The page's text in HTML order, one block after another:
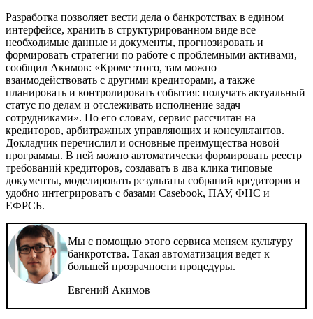
Разработка позволяет вести дела о банкротствах в едином
интерфейсе, хранить в структурированном виде все
необходимые данные и документы, прогнозировать и
формировать стратегии по работе с проблемными активами,
сообщил Акимов: «Кроме этого, там можно
взаимодействовать с другими кредиторами, а также
планировать и контролировать события: получать актуальный
статус по делам и отслеживать исполнение задач
сотрудниками». По его словам, сервис рассчитан на
кредиторов, арбитражных управляющих и консультантов.
Докладчик перечислил и основные преимущества новой
программы. В ней можно автоматически формировать реестр
требований кредиторов, создавать в два клика типовые
документы, моделировать результаты собраний кредиторов и
удобно интегрировать с базами Casebook, ПАУ, ФНС и
ЕФРСБ.
Мы с помощью этого сервиса меняем культуру
банкротства. Такая автоматизация ведет к
большей прозрачности процедуры.
Евгений Акимов